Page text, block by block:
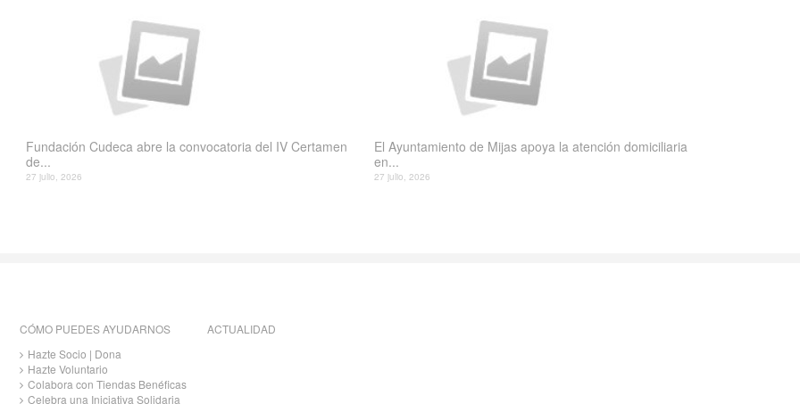
Fundación Cudeca abre la convocatoria del IV Certamen
de...
27 julio, 2026
El Ayuntamiento de Mijas apoya la atención domiciliaria
en...
27 julio, 2026
CÓMO PUEDES AYUDARNOS
Hazte Socio | Dona
Hazte Voluntario
Colabora con Tiendas Benéficas
Celebra una Iniciativa Solidaria
ACTUALIDAD